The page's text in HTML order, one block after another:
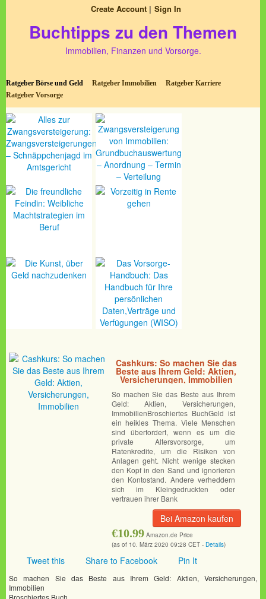
Create Account Sign In
Buchtipps zu den Themen
Immobilien, Finanzen und Vorsorge.
Ratgeber Börse und Geld Ratgeber Immobilien
Ratgeber Karriere
Ratgeber Vorsorge
Cashkurs: So machen Sie das
Beste aus Ihrem Geld: Aktien,
Versicherungen, Immobilien
So machen Sie das Beste aus Ihrem
Geld: Aktien, Versicherungen,
ImmobilienBroschiertes BuchGeld ist
ein heikles Thema. Viele Menschen
sind überfordert, wenn es um die
private Altersvorsorge, um
Ratenkredite, um die Risiken von
Anlagen geht. Nicht wenige stecken
den Kopf in den Sand und ignorieren
den Kontostand. Andere verheddern
sich im Kleingedruckten oder
vertrauen ihrer Bank
Bei Amazon kaufen
€10.99 Amazon.de Price
(as of 10. März 2020 09:28 CET - Details)
Tweet this Share to Facebook Pin It
So machen Sie das Beste aus Ihrem Geld: Aktien, Versicherungen,
Immobilien
Broschiertes Buch